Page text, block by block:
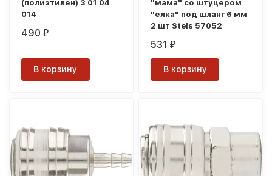
(полиэтилен) 3 01 04
014
490₽
В корзину
"мама" со штуцером
"елка" под шланг 6 мм
2 шт Stels 57052
531₽
В корзину